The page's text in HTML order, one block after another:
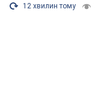
12 хвилин тому